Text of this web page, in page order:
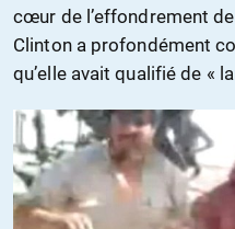
cœur de l’effondrement
Clinton a profondément
qu’elle avait qualifié de «